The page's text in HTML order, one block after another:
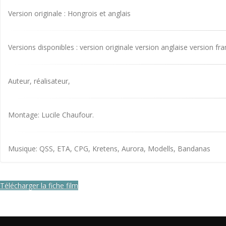
Version originale : Hongrois et anglais
Versions disponibles : version originale version anglaise version
Auteur, réalisateur,
Montage: Lucile Chaufour.
Musique: QSS, ETA, CPG, Kretens, Aurora, Modells, Bandanas
Télécharger la fiche film